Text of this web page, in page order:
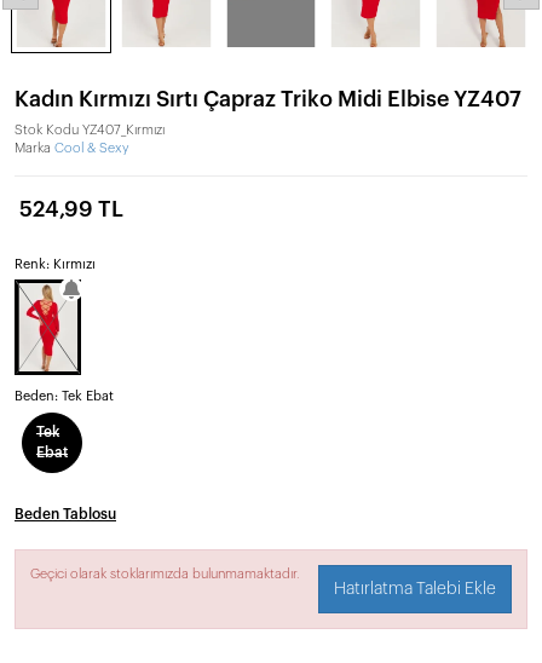
Kadın Kırmızı Sırtı Çapraz Triko Midi Elbise YZ407
Stok Kodu YZ407_Kırmızı
Marka Cool & Sexy
524,99 TL
Renk: Kırmızı
Beden: Tek Ebat
Tek
Ebat
Beden Tablosu
Geçici olarak stoklarımızda bulunmamaktadır.
Hatırlatma Talebi Ekle